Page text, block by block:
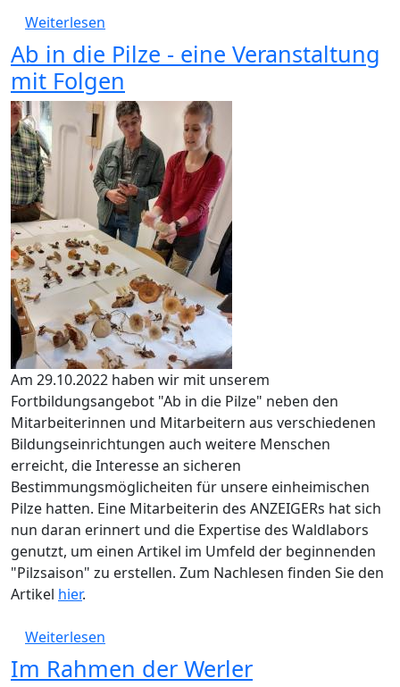
Weiterlesen
Ab in die Pilze - eine Veranstaltung
mit Folgen
Am 29.10.2022 haben wir mit unserem
Fortbildungsangebot "Ab in die Pilze" neben den
Mitarbeiterinnen und Mitarbeitern aus verschiedenen
Bildungseinrichtungen auch weitere Menschen
erreicht, die Interesse an sicheren
Bestimmungsmöglicheiten für unsere einheimischen
Pilze hatten. Eine Mitarbeiterin des ANZEIGERs hat sich
nun daran erinnert und die Expertise des Waldlabors
genutzt, um einen Artikel im Umfeld der beginnenden
"Pilzsaison" zu erstellen. Zum Nachlesen finden Sie den
Artikel hier.
Weiterlesen
Im Rahmen der Werler